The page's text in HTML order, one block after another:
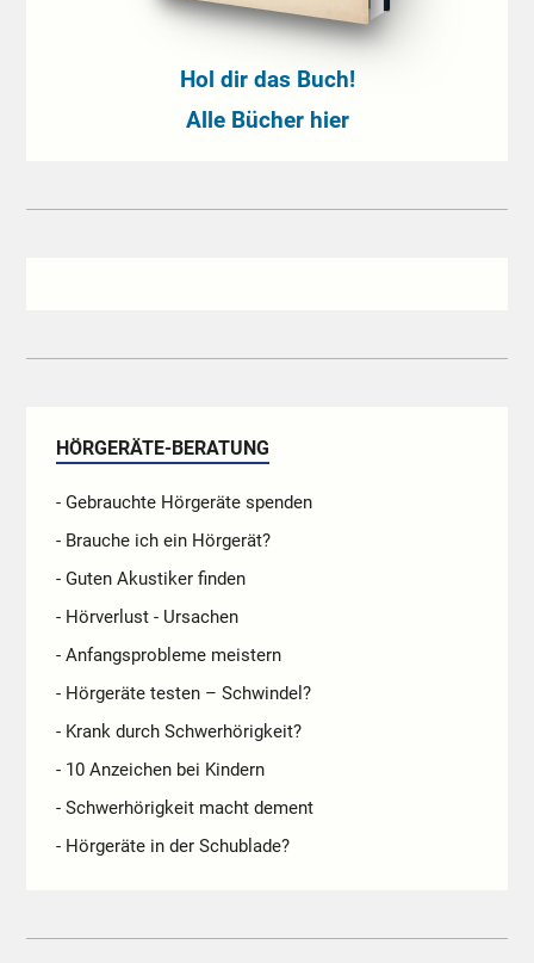
Hol dir das Buch!
Alle Bücher hier
HÖRGERÄTE-BERATUNG
- Gebrauchte Hörgeräte spenden
- Brauche ich ein Hörgerät?
- Guten Akustiker finden
- Hörverlust - Ursachen
- Anfangsprobleme meistern
- Hörgeräte testen – Schwindel?
- Krank durch Schwerhörigkeit?
- 10 Anzeichen bei Kindern
- Schwerhörigkeit macht dement
- Hörgeräte in der Schublade?